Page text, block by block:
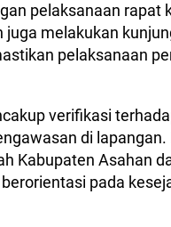
pelaksanaan rapat
juga melakukan
pelaksanaan
verifikasi
di
Kabupaten Asahan
pada